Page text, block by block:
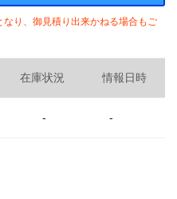
り、御見積り出来かねる場合もご
在庫状況 情報日時
- -